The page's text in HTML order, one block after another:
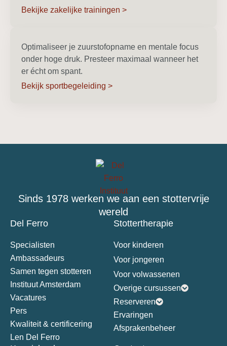
Bekijke zakelijke trainingen >
Optimaliseer je zuurstofopname en mentale focus
onder hoge druk. Presteer maximaal wanneer het
er écht om spant.
Bekijk sportbegeleiding >
Sinds 1978 werken we aan een stottervrije
wereld
Del Ferro
Specialisten
Ambassadeurs
Samen tegen stotteren
Instituut Amsterdam
Vacatures
Pers
Kwaliteit & certificering
Len Del Ferro
Stottertherapie
Voor kinderen
Voor jongeren
Voor volwassenen
Overige cursussen
Reserveren
Ervaringen
Afsprakenbeheer